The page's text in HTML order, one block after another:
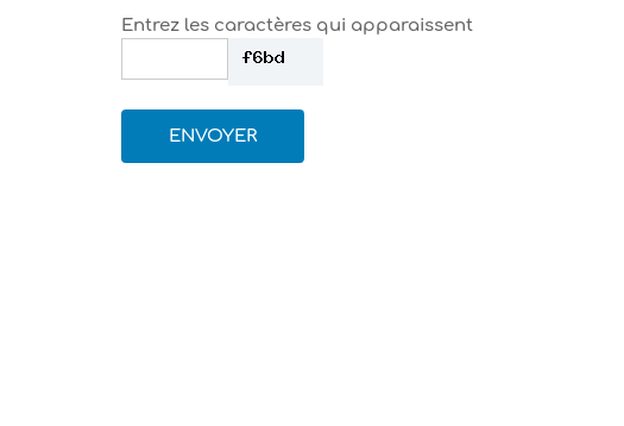
Entrez les caractères qui apparaissent
ENVOYER